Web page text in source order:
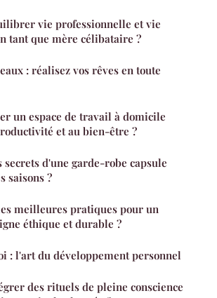
vie professionnelle et vie
tant que mère célibataire ?
: réalisez vos rêves en toute
un espace de travail à domicile
et au bien-être ?
secrets d'une garde-robe capsule
saisons ?
meilleures pratiques pour un
éthique et durable ?
: l'art du développement personnel
des rituels de pleine conscience